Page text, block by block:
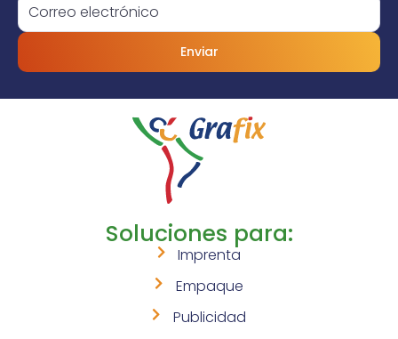
Enviar
Soluciones para:
Imprenta
Empaque
Publicidad